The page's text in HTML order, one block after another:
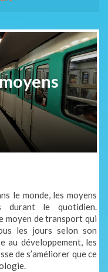
3 jours sans stress
cartes, étapes &
séjour à Rome
le monde, les moyens
durant le quotidien.
moyen de transport qui
les jours selon son
au développement, les
de s’améliorer que ce